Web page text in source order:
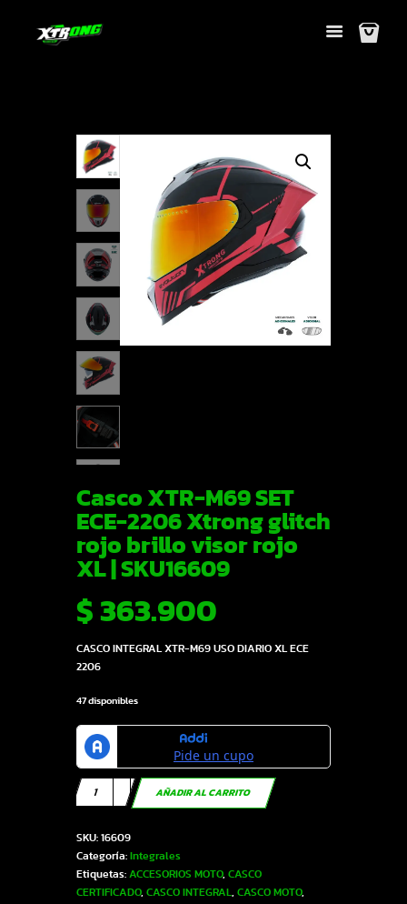
Casco XTR-M69 SET
ECE-2206 Xtrong glitch
rojo brillo visor rojo
XL | SKU16609
$ 363.900
CASCO INTEGRAL XTR-M69 USO DIARIO XL ECE
2206
47 disponibles
Casco
XTR-
SET
ECE-
2206
Xtrong
AÑADIR AL CARRITO
SKU: 16609
Categoría: Integrales
Etiquetas: ACCESORIOS MOTO, CASCO
CERTIFICADO, CASCO INTEGRAL, CASCO MOTO,